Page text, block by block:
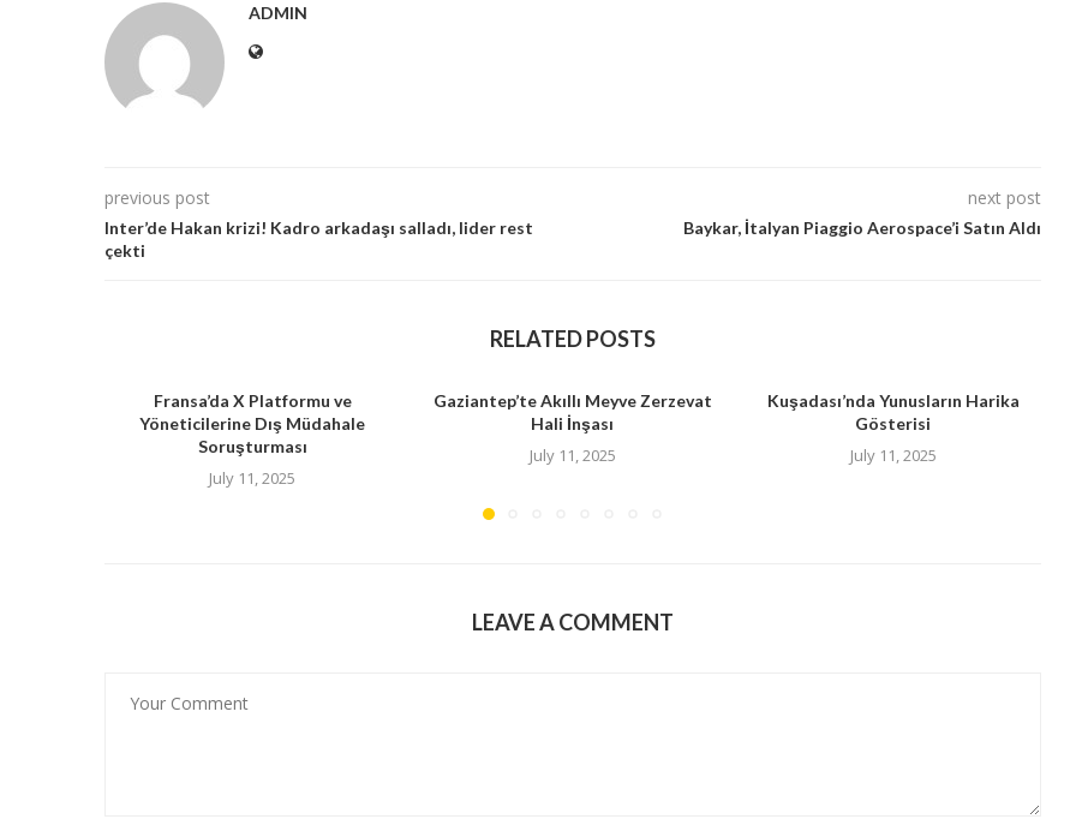
ADMIN
previous post
Inter’de Hakan krizi! Kadro arkadaşı salladı, lider rest
çekti
next post
Baykar, İtalyan Piaggio Aerospace’i Satın Aldı
RELATED POSTS
Fransa’da X Platformu ve
Yöneticilerine Dış Müdahale
Soruşturması
July 11, 2025
Gaziantep’te Akıllı Meyve Zerzevat
Hali İnşası
July 11, 2025
Kuşadası’nda Yunusların Harika
Gösterisi
July 11, 2025
LEAVE A COMMENT